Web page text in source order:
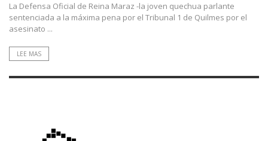
La Defensa Oficial de Reina Maraz -la joven quechua parlante
sentenciada a la máxima pena por el Tribunal 1 de Quilmes por el
asesinato ...
LEE MAS